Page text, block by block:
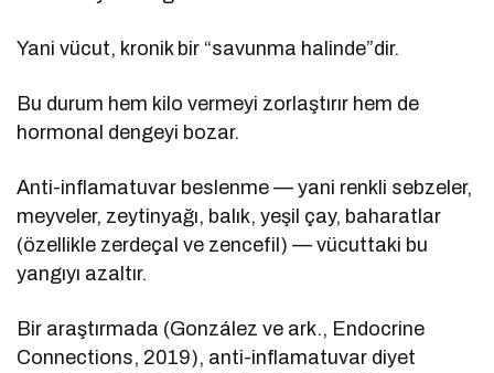
Yani vücut, kronik bir “savunma halinde”dir.
Bu durum hem kilo vermeyi zorlaştırır hem de
hormonal dengeyi bozar.
Anti-inflamatuvar beslenme — yani renkli sebzeler,
meyveler, zeytinyağı, balık, yeşil çay, baharatlar
(özellikle zerdeçal ve zencefil) — vücuttaki bu
yangıyı azaltır.
Bir araştırmada (González ve ark., Endocrine
Connections, 2019), anti-inflamatuvar diyet